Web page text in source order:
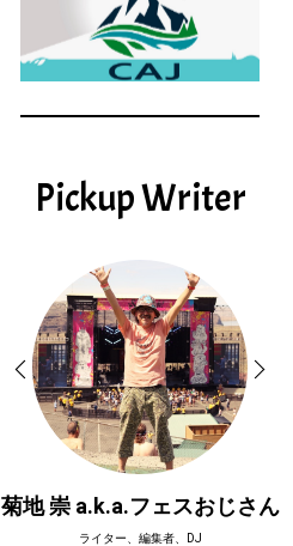
Pickup Writer
菊地 崇 a.k.a.フェスおじさん
ライター、編集者、DJ